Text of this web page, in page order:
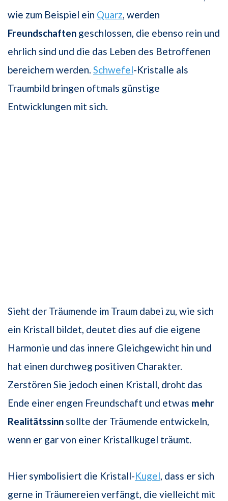
wie zum Beispiel ein Quarz, werden
Freundschaften geschlossen, die ebenso rein und
ehrlich sind und die das Leben des Betroffenen
bereichern werden. Schwefel-Kristalle als
Traumbild bringen oftmals günstige
Entwicklungen mit sich.
Sieht der Träumende im Traum dabei zu, wie sich
ein Kristall bildet, deutet dies auf die eigene
Harmonie und das innere Gleichgewicht hin und
hat einen durchweg po­sitiven Charakter.
Zerstören Sie jedoch einen Kristall, droht das
Ende einer engen Freundschaft und etwas mehr
Realitätssinn sollte der Träumende entwickeln,
wenn er gar von einer Kristallkugel träumt.
Hier symbolisiert die Kristall-Kugel, dass er sich
gerne in Träumereien verfängt, die vielleicht mit